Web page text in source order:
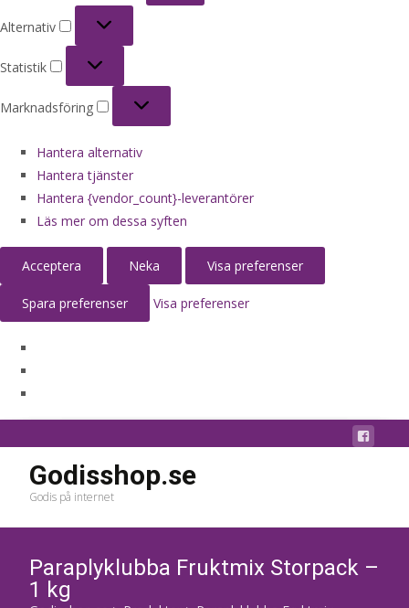
Alternativ
Statistik
Marknadsföring
Hantera alternativ
Hantera tjänster
Hantera {vendor_count}-leverantörer
Läs mer om dessa syften
Acceptera Neka Visa preferenser
Spara preferenser Visa preferenser
Godisshop.se
Godis på internet
Paraplyklubba Fruktmix Storpack –
1 kg